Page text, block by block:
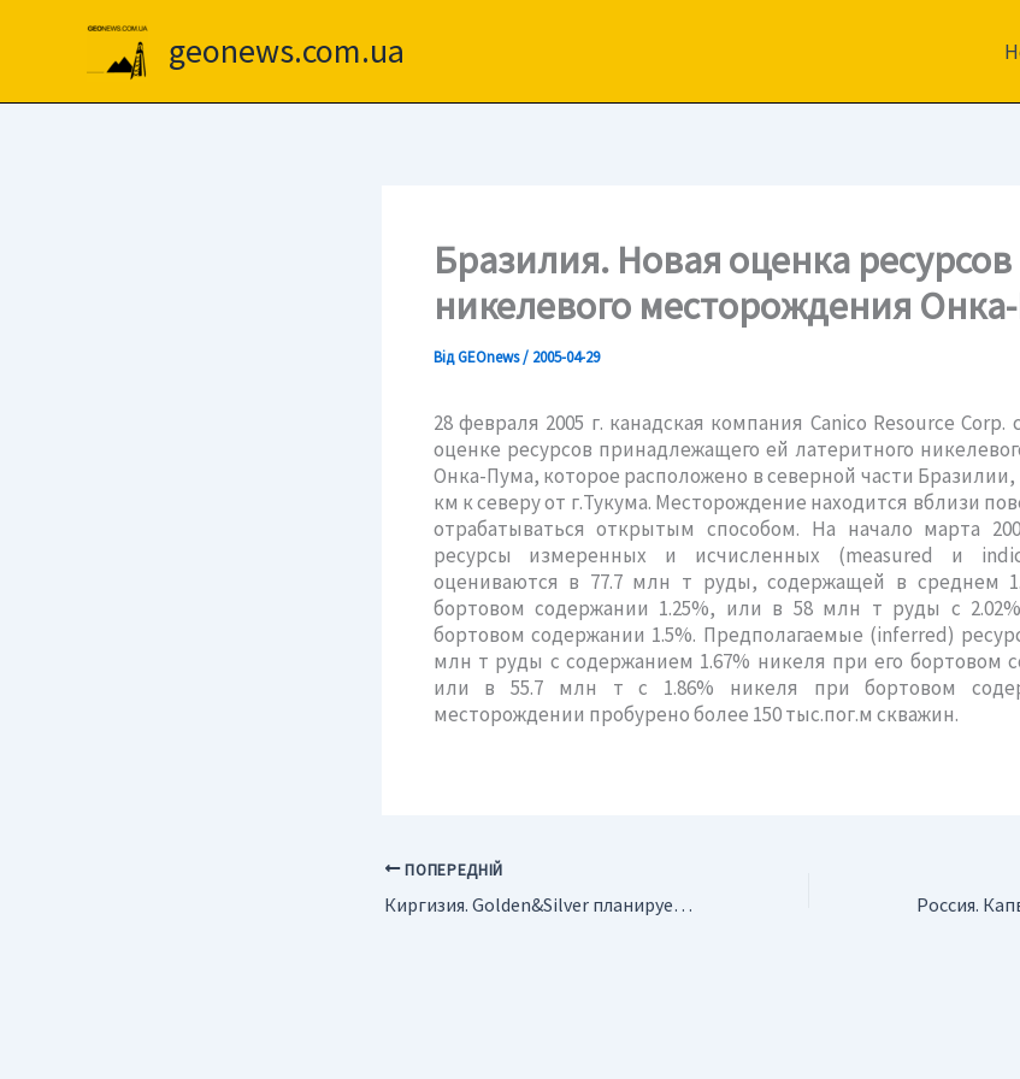
geonews.com.ua
Бразилия. Новая оценка ресурсов
никелевого месторождения
ВідGEOnews/ 2005-04-29
28 февраля 2005 г. канадская компания Canico Resource
оценке ресурсов принадлежащего ей латеритного
Онка-Пума, которое расположено в северной части Бразилии,
км к северу от г.Тукума. Месторождение находится вблизи
отрабатываться открытым способом. На начало марта
ресурсы измеренных и исчисленных (measured и
оцениваются в 77.7 млн т руды, содержащей в среднем
бортовом содержании 1.25%, или в 58 млн т руды с
бортовом содержании 1.5%. Предполагаемые (inferred)
млн т руды с содержанием 1.67% никеля при его бортовом
или в 55.7 млн т с 1.86% никеля при бортовом
месторождении пробурено более 150 тыс.пог.м скважин.
ПОПЕРЕДНІЙ
Киргизия. Golden&Silver планирует увеличить выпуск золота